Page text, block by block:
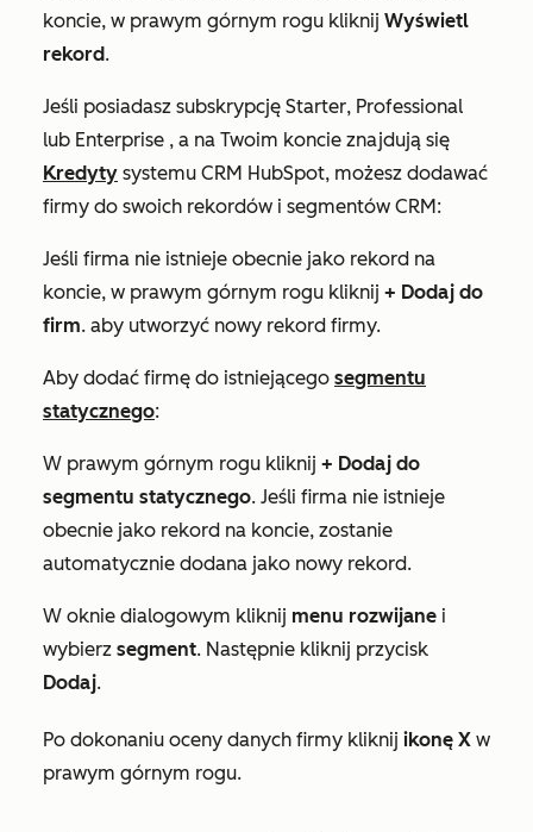
koncie, w prawym górnym rogu kliknij Wyświetl
rekord.
Jeśli posiadasz subskrypcję Starter, Professional
lub Enterprise , a na Twoim koncie znajdują się
Kredyty systemu CRM HubSpot, możesz dodawać
firmy do swoich rekordów i segmentów CRM:
Jeśli firma nie istnieje obecnie jako rekord na
koncie, w prawym górnym rogu kliknij + Dodaj do
firm. aby utworzyć nowy rekord firmy.
Aby dodać firmę do istniejącego segmentu
statycznego:
W prawym górnym rogu kliknij + Dodaj do
segmentu statycznego. Jeśli firma nie istnieje
obecnie jako rekord na koncie, zostanie
automatycznie dodana jako nowy rekord.
W oknie dialogowym kliknij menu rozwijane i
wybierz segment. Następnie kliknij przycisk
Dodaj.
Po dokonaniu oceny danych firmy kliknij ikonę X w
prawym górnym rogu.